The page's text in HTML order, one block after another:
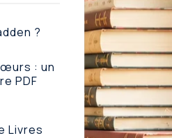
?
: un
PDF
Livres